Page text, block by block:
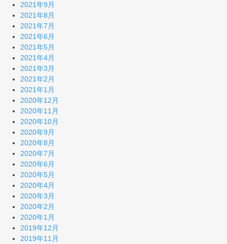
2021年9月
2021年8月
2021年7月
2021年6月
2021年5月
2021年4月
2021年3月
2021年2月
2021年1月
2020年12月
2020年11月
2020年10月
2020年9月
2020年8月
2020年7月
2020年6月
2020年5月
2020年4月
2020年3月
2020年2月
2020年1月
2019年12月
2019年11月